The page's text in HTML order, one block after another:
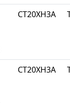
СТ20ХН3А
СТ20ХН3А